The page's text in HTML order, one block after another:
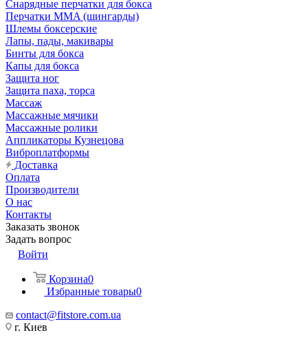
Снарядные перчатки для бокса
Перчатки MMA (шингарды)
Шлемы боксерские
Лапы, пады, макивары
Бинты для бокса
Капы для бокса
Защита ног
Защита паха, торса
Массаж
Массажные мячики
Массажные ролики
Аппликаторы Кузнецова
Виброплатформы
Доставка
Оплата
Производители
О нас
Контакты
Заказать звонок
Задать вопрос
Войти
Корзина0
Избранные товары0
contact@fitstore.com.ua
г. Киев